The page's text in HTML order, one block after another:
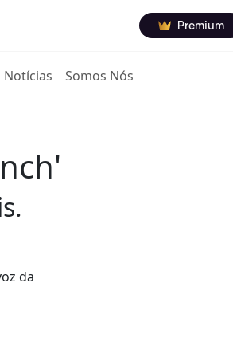
Premium
Notícias Somos Nós
da